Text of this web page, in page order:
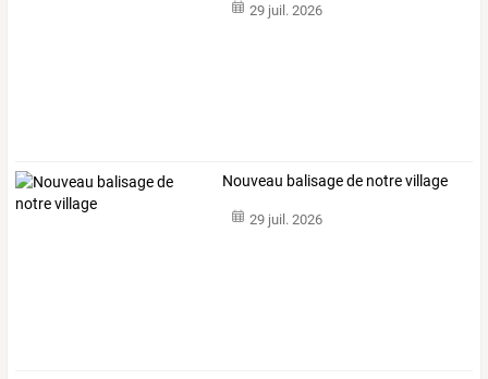
29 juil. 2026
Nouveau balisage de notre village
29 juil. 2026